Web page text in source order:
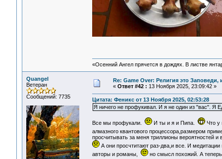
«Осенний Ангел прячется в дождях. В листве
Quangel
Ветеран
Сообщений: 7735
Re: Game Over: Религия это Заповеди,
« Ответ #42 : 13 Ноября 2025, 23:09:42 »
Цитата: Феникс от 13 Ноября 2025, 02:53:28
Я ничего не профукивал. И я не один из "вас". Я
Все мы профукали. И ты и я и Пипа.
Что у
алмазного квантового процессора,размером
просчитывать за меня триллионы вероятностей
А они просчтитают раз-два,и все. И
авторы и романы,
но смысл похожий. А